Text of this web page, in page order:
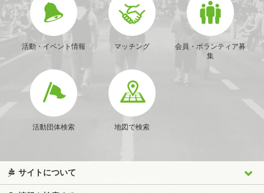
活動・イベント情報 マッチング
会員・ボランティア募
集
活動団体検索 地図で検索
サイトについて